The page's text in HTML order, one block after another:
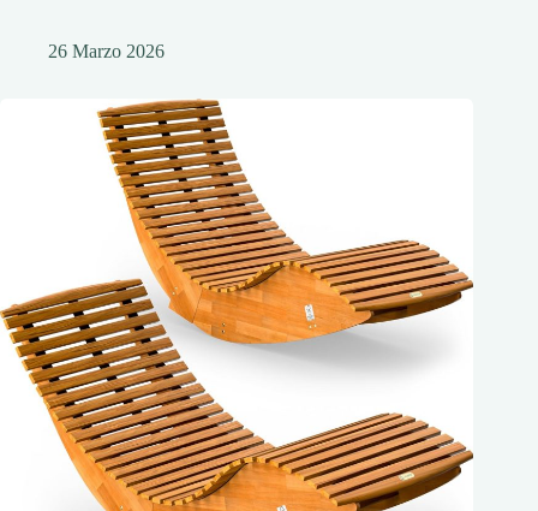
26 Marzo 2026